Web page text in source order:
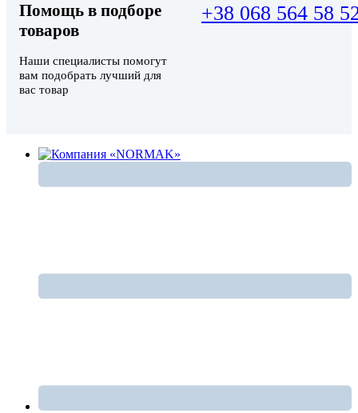
Помощь в подборе
товаров
Наши специалисты помогут
вам подобрать лучший для
вас товар
+38 068 564 58